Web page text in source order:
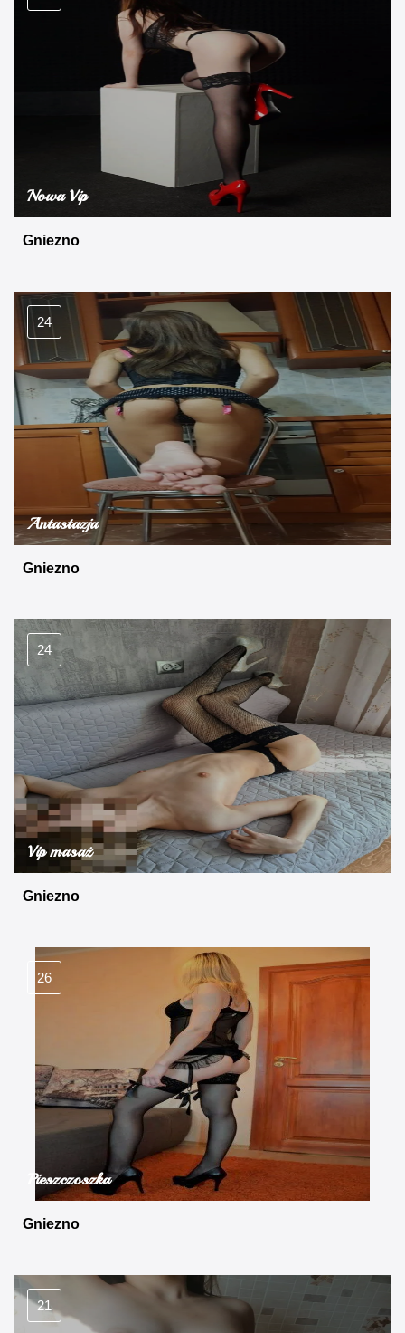
Nowa Vip
Gniezno
24
Antastazja
Gniezno
24
Vip masaż
Gniezno
26
Pieszczoszka
Gniezno
21